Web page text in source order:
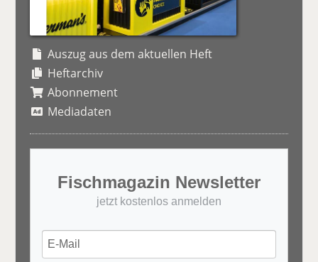
Auszug aus dem aktuellen Heft
Heftarchiv
Abonnement
Mediadaten
Fischmagazin Newsletter
jetzt kostenlos anmelden